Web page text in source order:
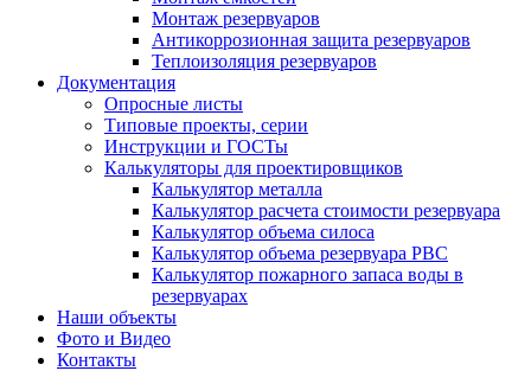
Монтаж резервуаров
Антикоррозионная защита резервуаров
Теплоизоляция резервуаров
Документация
Опросные листы
Типовые проекты, серии
Инструкции и ГОСТы
Калькуляторы для проектировщиков
Калькулятор металла
Калькулятор расчета стоимости резервуара
Калькулятор объема силоса
Калькулятор объема резервуара РВС
Калькулятор пожарного запаса воды в
резервуарах
Наши объекты
Фото и Видео
Контакты